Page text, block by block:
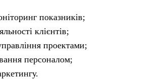
показників;
клієнтів;
проектами;
персоналом;